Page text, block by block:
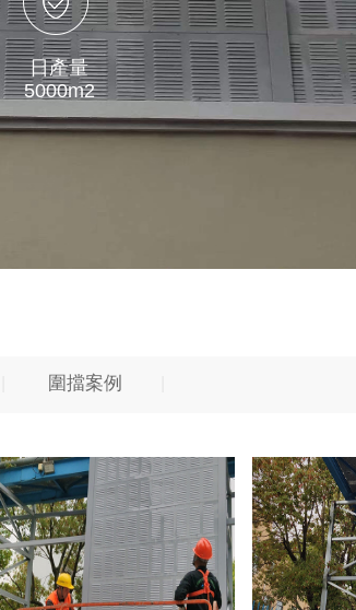
日產量
5000m2
圍擋案例